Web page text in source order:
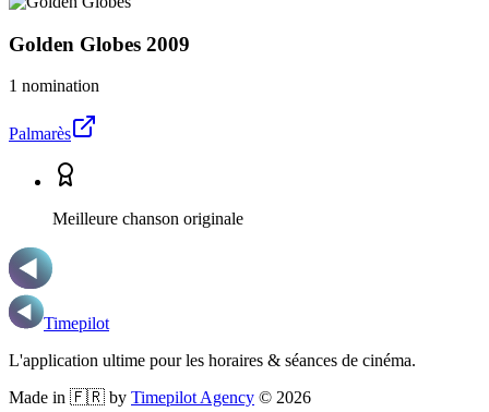
Golden Globes 2009
1 nomination
Palmarès
Meilleure chanson originale
Timepilot
L'application ultime pour les horaires & séances de cinéma.
Made in 🇫🇷 by Timepilot Agency © 2026